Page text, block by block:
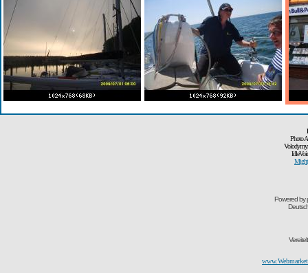
Photo
Powered by